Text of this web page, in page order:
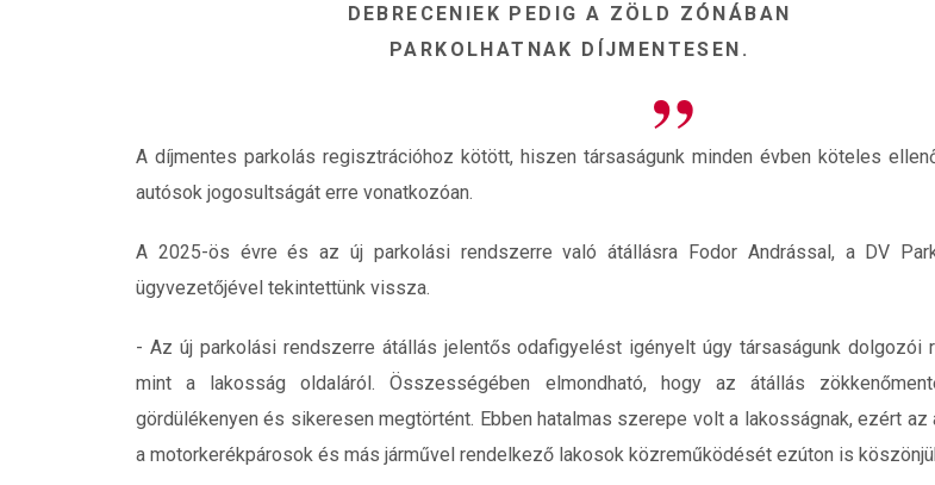
DEBRECENIEK PEDIG A ZÖLD ZÓNÁBAN
PARKOLHATNAK DÍJMENTESEN.
A díjmentes parkolás regisztrációhoz kötött, hiszen társaságunk minden évben köteles
autósok jogosultságát erre vonatkozóan.
A 2025-ös évre és az új parkolási rendszerre való átállásra Fodor Andrással, a DV
ügyvezetőjével tekintettünk vissza.
- Az új parkolási rendszerre átállás jelentős odafigyelést igényelt úgy társaságunk dolgozói
mint a lakosság oldaláról. Összességében elmondható, hogy az átállás
gördülékenyen és sikeresen megtörtént. Ebben hatalmas szerepe volt a lakosságnak, ezért az
a motorkerékpárosok és más járművel rendelkező lakosok közreműködését ezúton is